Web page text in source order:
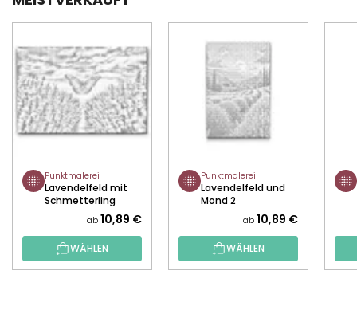
Punktmalerei
Lavendelfeld mit
Schmetterling
ab 10,89 €
WÄHLEN
Punktmalerei
Lavendelfeld und
Mond 2
ab 10,89 €
WÄHLEN